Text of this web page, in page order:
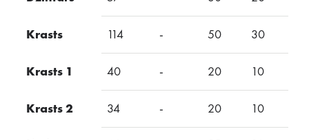
Krasts 114 - 50 30
Krasts 1 40 - 20 10
Krasts 2 34 - 20 10